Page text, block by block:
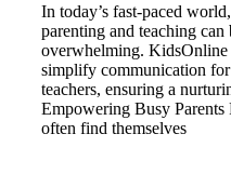
In today’s fast-paced
parenting and teaching can
overwhelming.
simplify communication
teachers, ensuring a
Empowering Busy Parents
often find themselves